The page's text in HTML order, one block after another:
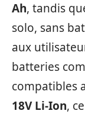
Ah, tandis
solo, sans
aux
batteries
compatibles
18V Li-Ion,